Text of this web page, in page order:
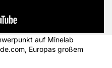
auf Minelab
Europas großem